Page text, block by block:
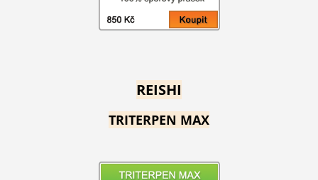
REISHI
TRITERPEN MAX